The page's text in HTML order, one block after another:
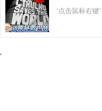
“点击鼠标右键